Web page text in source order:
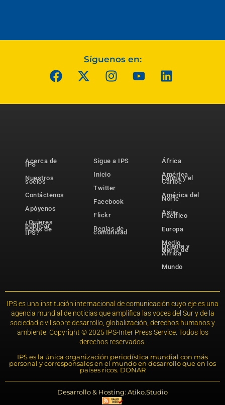
Síguenos en:
Acerca de
IPS
Nuestros
socios
Contáctenos
Apóyenos
¿Quieres
publicar
notas de
IPS?
Sigue a IPS
Inicio
Twitter
Facebook
Flickr
Reglas de
comunidad
África
América
Latina y el
Caribe
América del
Norte
Asia-
Pacífico
Europa
Medio
Oriente y
Norte de
África
Mundo
IPS es una institución internacional de comunicación cuyo eje es una
agencia mundial de noticias que amplifica las voces del Sur y de la
sociedad civil sobre desarrollo, globalización, derechos humanos y
ambiente. Copyright © 2025 IPS-Inter Press Service. Todos los
derechos reservados.
IPS es la única organización periodística mundial con más
personal y corresponsales en el mundo en desarrollo que en los
países ricos. DONAR
Desarrollo & Hosting: Atiko.Studio